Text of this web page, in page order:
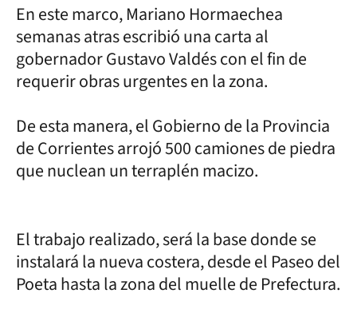
En este marco, Mariano Hormaechea
semanas atras escribió una carta al
gobernador Gustavo Valdés con el fin de
requerir obras urgentes en la zona.
De esta manera, el Gobierno de la Provincia
de Corrientes arrojó 500 camiones de piedra
que nuclean un terraplén macizo.
El trabajo realizado, será la base donde se
instalará la nueva costera, desde el Paseo del
Poeta hasta la zona del muelle de Prefectura.